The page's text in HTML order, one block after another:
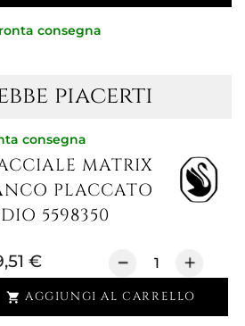
consegna
piacerti
consegna
MATRIX
PLACCATO
5598350
€
 AGGIUNGI AL CARRELLO